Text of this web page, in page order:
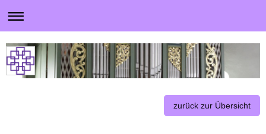
zurück zur Übersicht